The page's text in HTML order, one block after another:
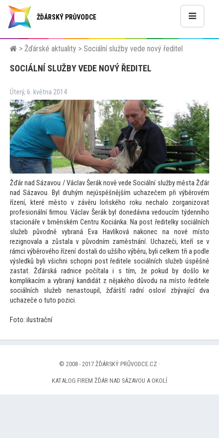
ŽĎÁRSKÝ PRŮVODCE
> Žďárské aktuality > Sociální služby vede nový ředitel
SOCIÁLNÍ SLUŽBY VEDE NOVÝ ŘEDITEL
Úterý, 6. května 2014
Žďár nad Sázavou / Václav Šerák nově vede Sociální služby města Žďár
nad Sázavou. Byl druhým nejúspěšnějším uchazečem při výběrovém
řízení, které město v závěru loňského roku nechalo zorganizovat
profesionální firmou. Václav Šerák byl donedávna vedoucím týdenního
stacionáře v brněnském Centru Kociánka. Na post ředitelky sociálních
služeb původně vybraná Eva Havlíková nakonec na nové místo
rezignovala a zůstala v původním zaměstnání. Uchazeči, kteří se v
rámci výběrového řízení dostali do užšího výběru, byli celkem tři a podle
výsledků byli všichni schopni post ředitele sociálních služeb úspěšně
zastat. Žďárská radnice počítala i s tím, že pokud by došlo ke
komplikacím a vybraný kandidát z nějakého důvodu na místo ředitele
sociálních služeb nenastoupil, žďárští radní osloví zbývající dva
uchazeče o tuto pozici.
Foto: ilustrační
© 2008 - 2017 ŽĎÁRSKÝ PRŮVODCE.CZ ·
KATALOG FIREM ŽĎÁR NAD SÁZAVOU A OKOLÍ